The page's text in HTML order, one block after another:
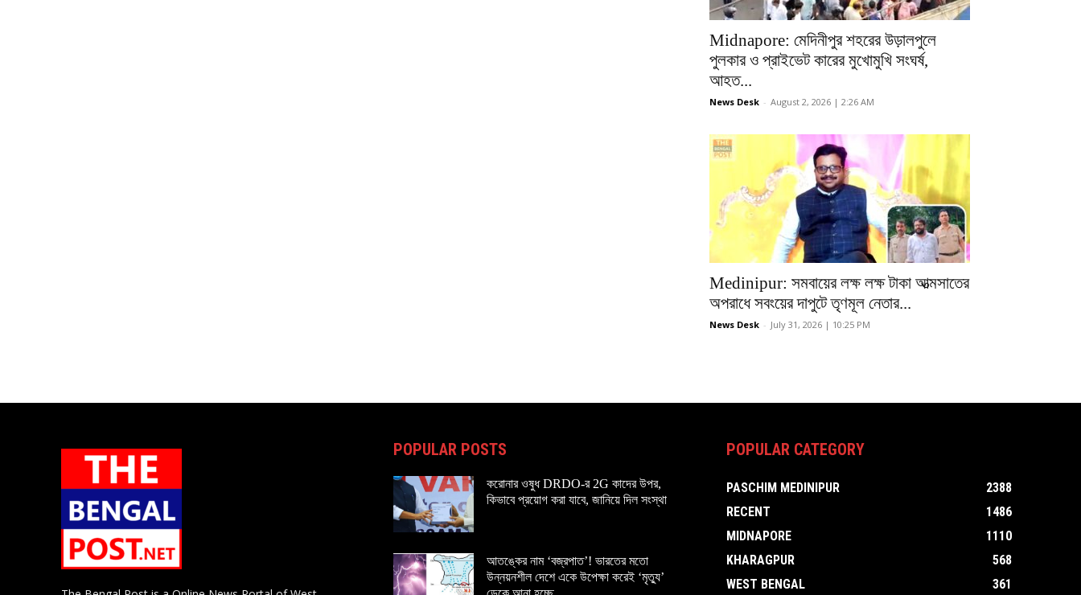
Midnapore: মেদিনীপুর শহরের উড়ালপুলে
পুলকার ও প্রাইভেট কারের মুখোমুখি সংঘর্ষ,
আহত...
News Desk - August 2, 2026 | 2:26 AM
Medinipur: সমবায়ের লক্ষ লক্ষ টাকা আত্মসাতের
অপরাধে সবংয়ের দাপুটে তৃণমূল নেতার...
News Desk - July 31, 2026 | 10:25 PM
POPULAR POSTS
করোনার ওষুধ DRDO-র 2G কাদের উপর,
কিভাবে প্রয়োগ করা যাবে, জানিয়ে দিল সংস্থা
আতঙ্কের নাম ‘বজ্রপাত’! ভারতের মতো
উন্নয়নশীল দেশে একে উপেক্ষা করেই ‘মৃত্যু’
POPULAR CATEGORY
PASCHIM MEDINIPUR
2388
RECENT
1486
MIDNAPORE
1110
KHARAGPUR
568
WEST BENGAL
361